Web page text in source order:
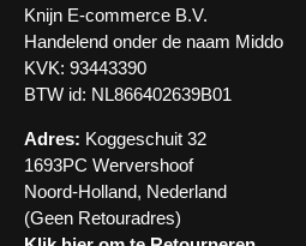
Knijn E-commerce B.V.
Handelend onder de naam Middo
KVK: 93443390
BTW id: NL866402639B01
Adres: Koggeschuit 32
1693PC Wervershoof
Noord-Holland, Nederland
(Geen Retouradres)